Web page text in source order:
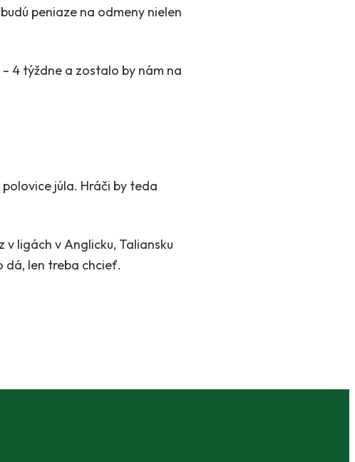
peniaze na odmeny nielen
4 týždne a zostalo by nám na
júla. Hráči by teda
ligách v Anglicku, Taliansku
dá, len treba chcieť.